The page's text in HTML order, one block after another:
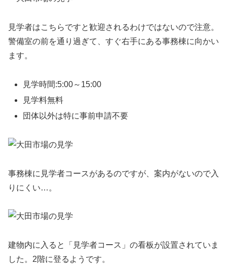
見学者はこちらですと歓迎されるわけではないので注意。
警備室の前を通り過ぎて、すぐ右手にある事務棟に向かい
ます。
見学時間:5:00～15:00
見学料無料
団体以外は特に事前申請不要
事務棟に見学者コースがあるのですが、案内がないので入
りにくい…。
建物内に入ると「見学者コース」の看板が設置されていま
した。2階に登るようです。